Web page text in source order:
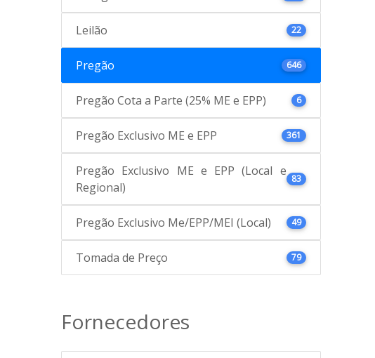
Leilão 22
Pregão 646
Pregão Cota a Parte (25% ME e EPP) 6
Pregão Exclusivo ME e EPP 361
Pregão Exclusivo ME e EPP (Local e
Regional)
83
Pregão Exclusivo Me/EPP/MEI (Local) 49
Tomada de Preço 79
Fornecedores